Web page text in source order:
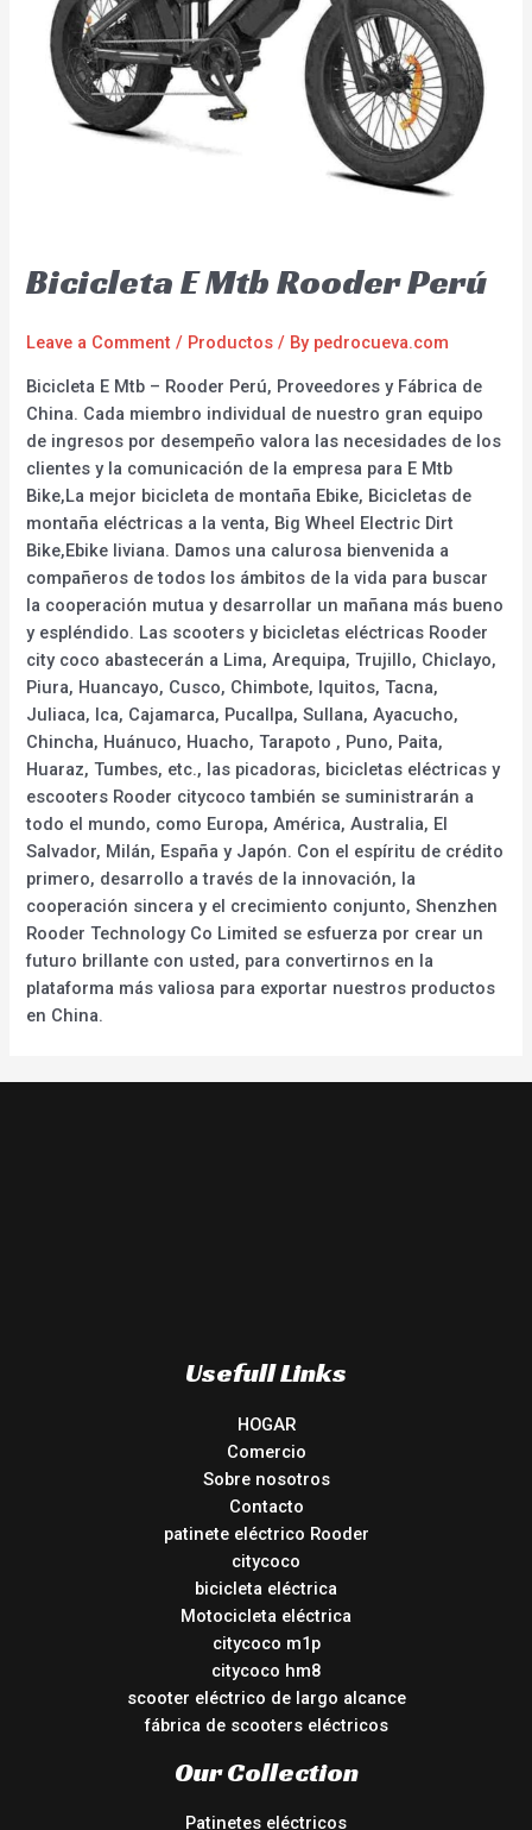
Bicicleta E Mtb Rooder Perú
Leave a Comment / Productos / By pedrocueva.com
Bicicleta E Mtb – Rooder Perú, Proveedores y Fábrica de
China. Cada miembro individual de nuestro gran equipo
de ingresos por desempeño valora las necesidades de los
clientes y la comunicación de la empresa para E Mtb
Bike,La mejor bicicleta de montaña Ebike, Bicicletas de
montaña eléctricas a la venta, Big Wheel Electric Dirt
Bike,Ebike liviana. Damos una calurosa bienvenida a
compañeros de todos los ámbitos de la vida para buscar
la cooperación mutua y desarrollar un mañana más bueno
y espléndido. Las scooters y bicicletas eléctricas Rooder
city coco abastecerán a Lima, Arequipa, Trujillo, Chiclayo,
Piura, Huancayo, Cusco, Chimbote, Iquitos, Tacna,
Juliaca, Ica, Cajamarca, Pucallpa, Sullana, Ayacucho,
Chincha, Huánuco, Huacho, Tarapoto , Puno, Paita,
Huaraz, Tumbes, etc., las picadoras, bicicletas eléctricas y
escooters Rooder citycoco también se suministrarán a
todo el mundo, como Europa, América, Australia, El
Salvador, Milán, España y Japón. Con el espíritu de crédito
primero, desarrollo a través de la innovación, la
cooperación sincera y el crecimiento conjunto, Shenzhen
Rooder Technology Co Limited se esfuerza por crear un
futuro brillante con usted, para convertirnos en la
plataforma más valiosa para exportar nuestros productos
en China.
Usefull Links
HOGAR
Comercio
Sobre nosotros
Contacto
patinete eléctrico Rooder
citycoco
bicicleta eléctrica
Motocicleta eléctrica
citycoco m1p
citycoco hm8
scooter eléctrico de largo alcance
fábrica de scooters eléctricos
Our Collection
Patinetes eléctricos